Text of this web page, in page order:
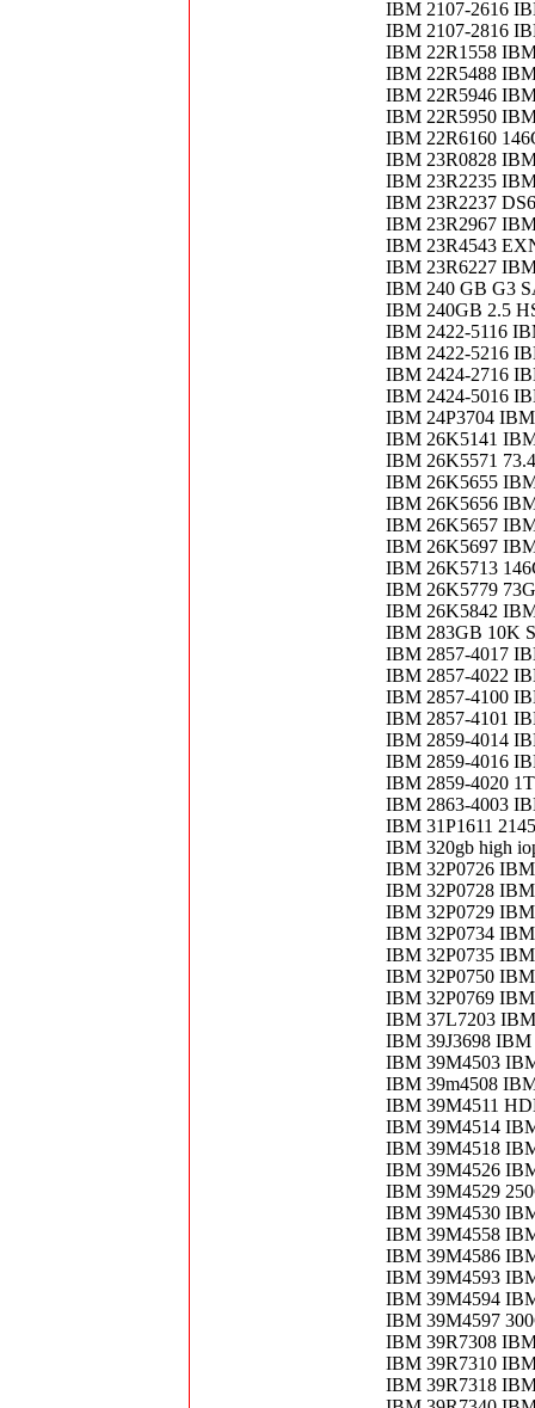
IBM 2107-2616
IBM 2107-2816
IBM 22R1558
IBM 22R5488
IBM 22R5946
IBM 22R5950
IBM 22R6160
IBM 23R0828
IBM 23R2235
IBM 23R2237
IBM 23R2967
IBM 23R4543
IBM 23R6227
IBM 240 GB G3
IBM 240GB 2.5
IBM 2422-5116
IBM 2422-5216
IBM 2424-2716
IBM 2424-5016
IBM 24P3704
IBM 26K5141
IBM 26K5571
IBM 26K5655
IBM 26K5656
IBM 26K5657
IBM 26K5697
IBM 26K5713
IBM 26K5779
IBM 26K5842
IBM 283GB 10K
IBM 2857-4017
IBM 2857-4022
IBM 2857-4100
IBM 2857-4101
IBM 2859-4014
IBM 2859-4016
IBM 2859-4020
IBM 2863-4003
IBM 31P1611
IBM 320gb high
IBM 32P0726
IBM 32P0728
IBM 32P0729
IBM 32P0734
IBM 32P0735
IBM 32P0750
IBM 32P0769
IBM 37L7203
IBM 39J3698
IBM 39M4503
IBM 39m4508
IBM 39M4511
IBM 39M4514
IBM 39M4518
IBM 39M4526
IBM 39M4529
IBM 39M4530
IBM 39M4558
IBM 39M4586
IBM 39M4593
IBM 39M4594
IBM 39M4597
IBM 39R7308
IBM 39R7310
IBM 39R7318